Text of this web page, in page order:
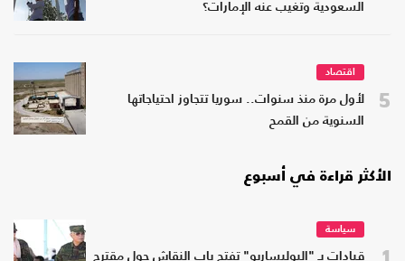
السعودية وتغيب عنه الإمارات؟
5
اقتصاد
لأول مرة منذ سنوات.. سوريا تتجاوز احتياجاتها
السنوية من القمح
الأكثر قراءة في أسبوع
سياسة
قيادات بـ "البوليساريو" تفتح باب النقاش حول مقترح